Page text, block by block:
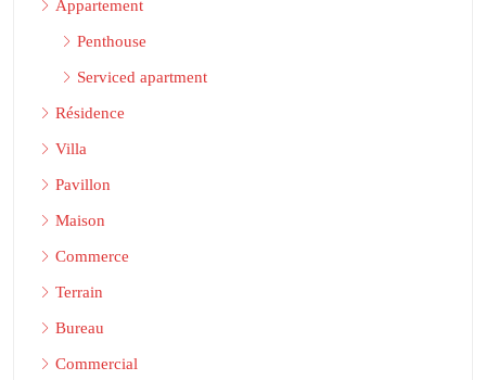
Appartement
Penthouse
Serviced apartment
Résidence
Villa
Pavillon
Maison
Commerce
Terrain
Bureau
Commercial